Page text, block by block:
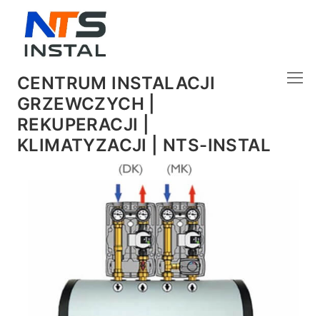
CENTRUM INSTALACJI
GRZEWCZYCH |
REKUPERACJI |
KLIMATYZACJI | NTS-INSTAL